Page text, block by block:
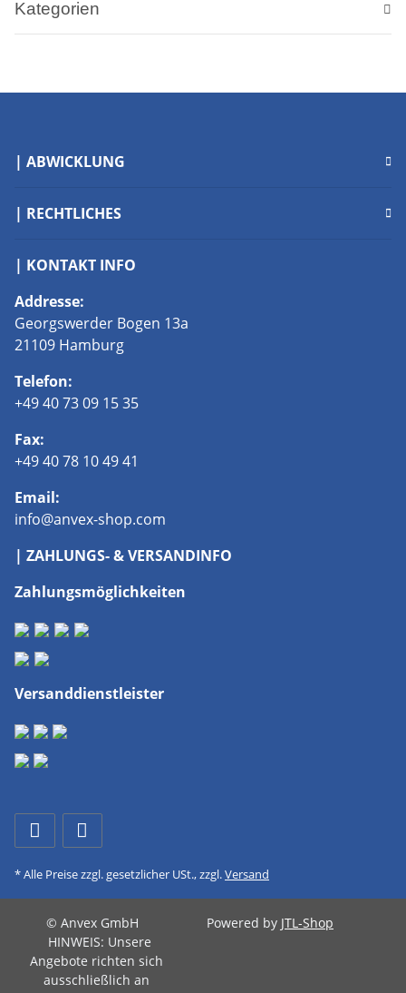
Kategorien
| ABWICKLUNG
| RECHTLICHES
| KONTAKT INFO
Addresse:
Georgswerder Bogen 13a
21109 Hamburg
Telefon:
+49 40 73 09 15 35
Fax:
+49 40 78 10 49 41
Email:
info@anvex-shop.com
| ZAHLUNGS- & VERSANDINFO
Zahlungsmöglichkeiten
Versanddienstleister
* Alle Preise zzgl. gesetzlicher USt., zzgl.Versand
© Anvex GmbH
HINWEIS: Unsere
Angebote richten sich
ausschließlich an
Powered by JTL-Shop